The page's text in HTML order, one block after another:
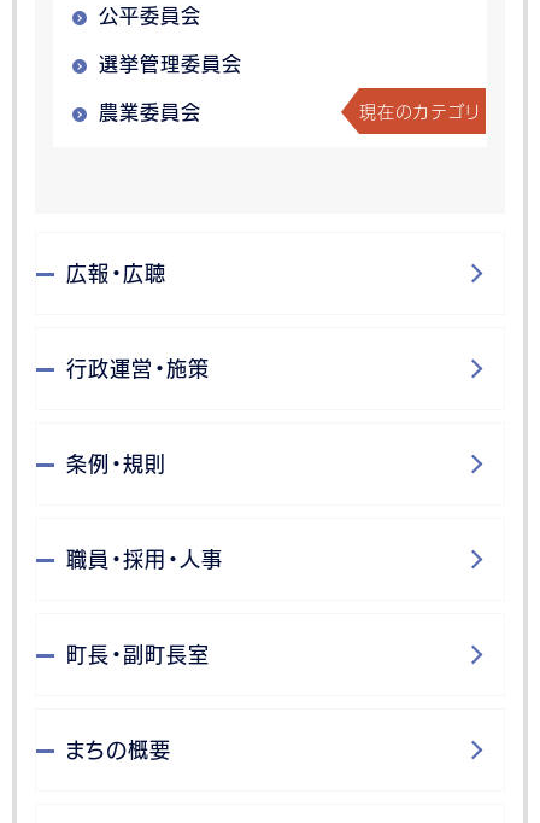
公平委員会
選挙管理委員会
農業委員会 現在のカテゴリ
広報・広聴
行政運営・施策
条例・規則
職員・採用・人事
町長・副町長室
まちの概要